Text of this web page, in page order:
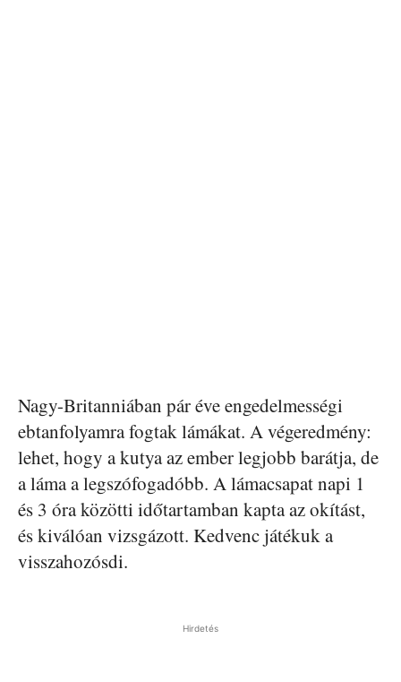
Nagy-Britanniában pár éve engedelmességi
ebtanfolyamra fogtak lámákat. A végeredmény:
lehet, hogy a kutya az ember legjobb barátja, de
a láma a legszófogadóbb. A lámacsapat napi 1
és 3 óra közötti időtartamban kapta az okítást,
és kiválóan vizsgázott. Kedvenc játékuk a
visszahozósdi.
Hirdetés